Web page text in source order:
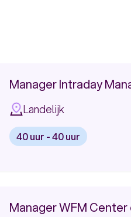
Manager Intraday
Landelijk
40 uur - 40 uur
Manager WFM